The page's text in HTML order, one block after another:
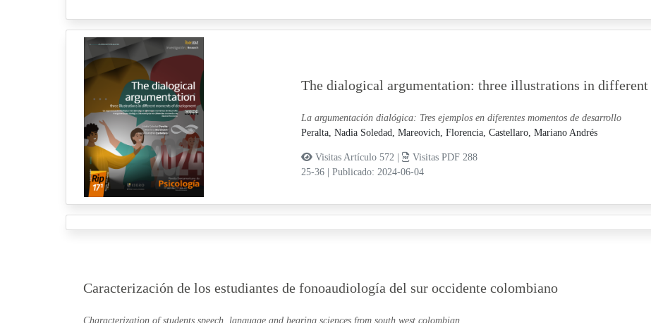
The dialogical argumentation: three illustrations in different
La argumentación dialógica: Tres ejemplos en diferentes momentos de desarrollo
Peralta, Nadia Soledad, Mareovich, Florencia, Castellaro, Mariano Andrés
Visitas Artículo 572 |
Visitas PDF 288
25-36
Publicado: 2024-06-04
Caracterización de los estudiantes de fonoaudiología del sur occidente colombiano
Characterization of students speech, language and hearing sciences from south west colombian